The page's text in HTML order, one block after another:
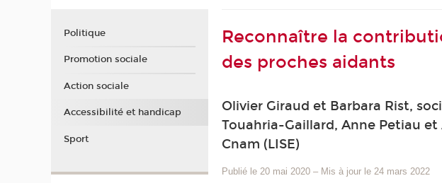
Reconnaître la
des proches aidants
Olivier Giraud et Barbara Rist,
Touahria-Gaillard, Anne Petiau
Cnam (LISE)
Publié le 20 mai 2020 – Mis à jour le 24 mars 2022
Politique
Promotion sociale
Action sociale
Accessibilité et handicap
Sport